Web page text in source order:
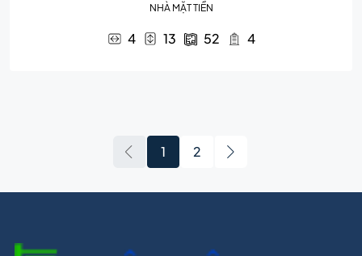
NHÀ MẶT TIỀN
4 13 52 4
1 2